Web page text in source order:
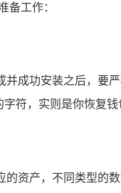
备工作：
成功安装之后，要
符，实则是你恢复
资产，不同类型的